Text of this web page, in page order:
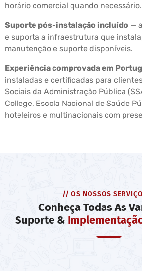
horário comercial quando necessário.
Suporte pós-instalação incluído —
e suporta a infraestrutura que
manutenção e suporte disponíveis.
Experiência comprovada em
instaladas e certificadas para
Sociais da Administração Pública
College, Escola Nacional de Saúde
hoteleiros e multinacionais com
// OS NOSSOS
Conheça Todas As
Suporte &